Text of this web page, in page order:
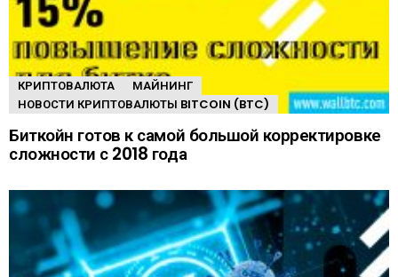
КРИПТОВАЛЮТА
МАЙНИНГ
НОВОСТИ КРИПТОВАЛЮТЫ BITCOIN (BTC)
Биткойн готов к самой большой корректировке
сложности с 2018 года